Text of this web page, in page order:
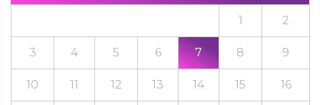
1 2
3 4 5 6 7 8 9
10 11 12 13 14 15 16